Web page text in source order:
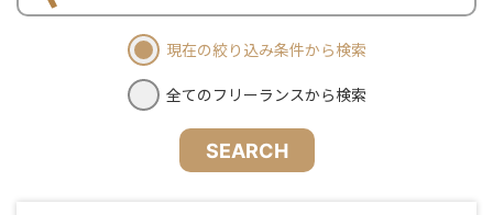
現在の絞り込み条件から検索
全てのフリーランスから検索
SEARCH